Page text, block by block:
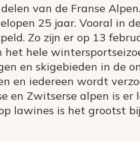
van de Franse
25 jaar. Vooral in
Zo zijn er op 13
het hele
en skigebieden in de
en iedereen wordt
en Zwitserse alpen is er
lawines is het grootst